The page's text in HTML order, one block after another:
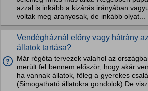
azzal is inkább a kizárás irányában
voltak meg aranyosak, de inkább olyat...
Vendégháznál előny vagy hátrány
állatok tartása?
Már régóta tervezek valahol az
merült fel bennem először, hogy akár
ha vannak állatok, főleg a gyerekes
(Simogatható állatokra gondolok) De